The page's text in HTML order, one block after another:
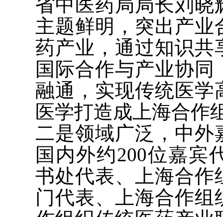
省中医药局局长刘晓
主题鲜明，突出产
药产业，通过知识共
国际合作与产业协
融通，实现传统医学
医学打造成上海合作
二是领域广泛，中外
国内外约200位嘉宾
书处代表、上海合作
门代表、上海合作